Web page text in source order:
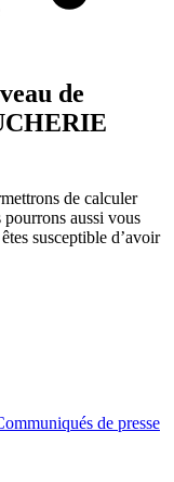
de presse
de
de calculer
aussi vous
susceptible d’avoir